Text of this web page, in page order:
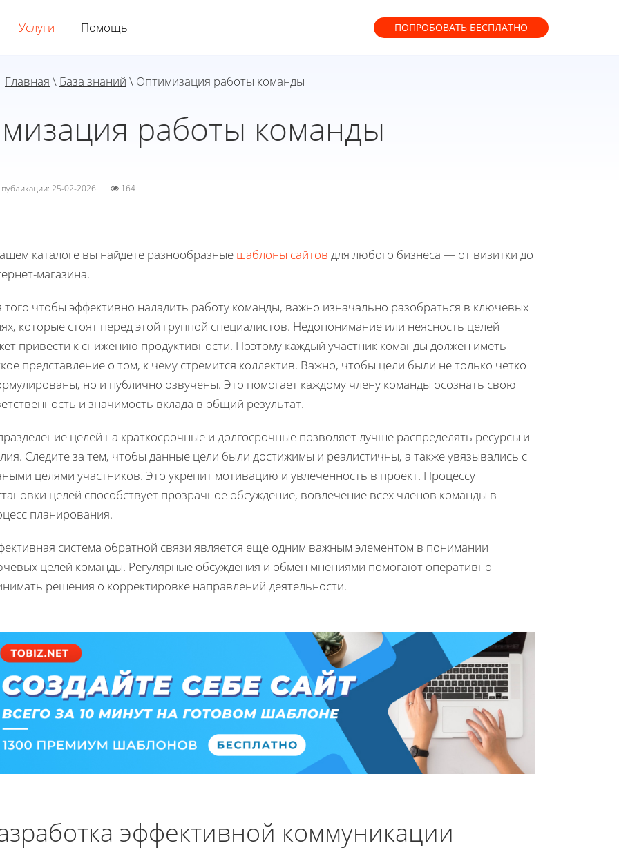
Услуги Помощь ПОПРОБОВАТЬ БЕСПЛАТНО
Главная \ База знаний \ Оптимизация работы команды
работы команды
публикации: 25-02-2026 164
каталоге вы найдете разнообразные шаблоны сайтов для любого бизнеса — от визитки до
магазина.
того чтобы эффективно наладить работу команды, важно изначально разобраться в ключевых
которые стоят перед этой группой специалистов. Недопонимание или неясность целей
привести к снижению продуктивности. Поэтому каждый участник команды должен иметь
представление о том, к чему стремится коллектив. Важно, чтобы цели были не только четко
но и публично озвучены. Это помогает каждому члену команды осознать свою
и значимость вклада в общий результат.
целей на краткосрочные и долгосрочные позволяет лучше распределять ресурсы и
Следите за тем, чтобы данные цели были достижимы и реалистичны, а также увязывались с
целями участников. Это укрепит мотивацию и увлеченность в проект. Процессу
целей способствует прозрачное обсуждение, вовлечение всех членов команды в
планирования.
система обратной связи является ещё одним важным элементом в понимании
целей команды. Регулярные обсуждения и обмен мнениями помогают оперативно
решения о корректировке направлений деятельности.
эффективной коммуникации